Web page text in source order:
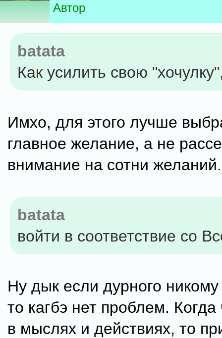
Автор
batata
Как усилить свою
Имхо, для этого лучше
главное желание, а не
внимание на сотни желаний.
batata
войти в соответствие со
Ну дык если дурного
то кагбэ нет проблем. Когда
в мыслях и действиях, то